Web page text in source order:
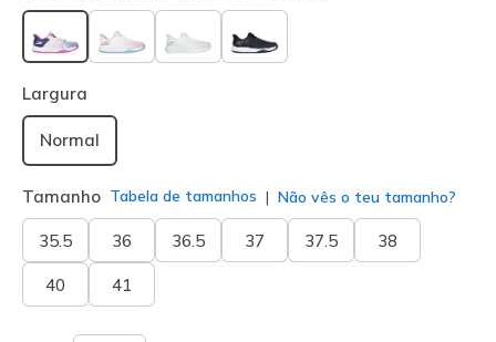
selecionado
Largura
Normal
Tamanho Tabela de tamanhos Não vês o teu tamanho?
35.5 36 36.5 37 37.5 38
40 41